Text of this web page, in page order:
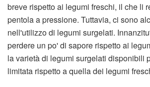
breve rispetto ai legumi freschi, il che li
pentola a pressione. Tuttavia, ci sono
nell'utilizzo di legumi surgelati.
perdere un po' di sapore rispetto ai
la varietà di legumi surgelati disponibili
limitata rispetto a quella dei legumi